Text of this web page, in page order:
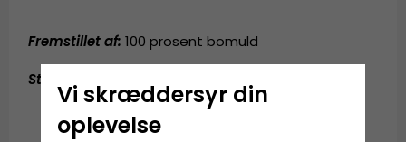
Fremstillet af:100 prosent bomuld
Størrelsesguide
Vi skræddersyr din
oplevelse